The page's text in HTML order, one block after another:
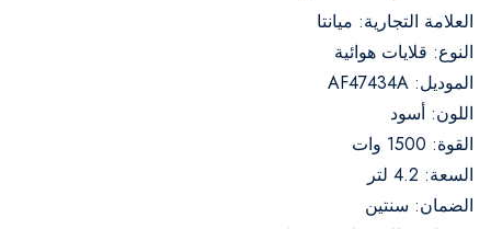
العلامة التجارية: ميانتا
النوع: قلايات هوائية
الموديل: AF47434A
اللون: أسود
القوة: 1500 وات
السعة: 4.2 لتر
الضمان: سنتين